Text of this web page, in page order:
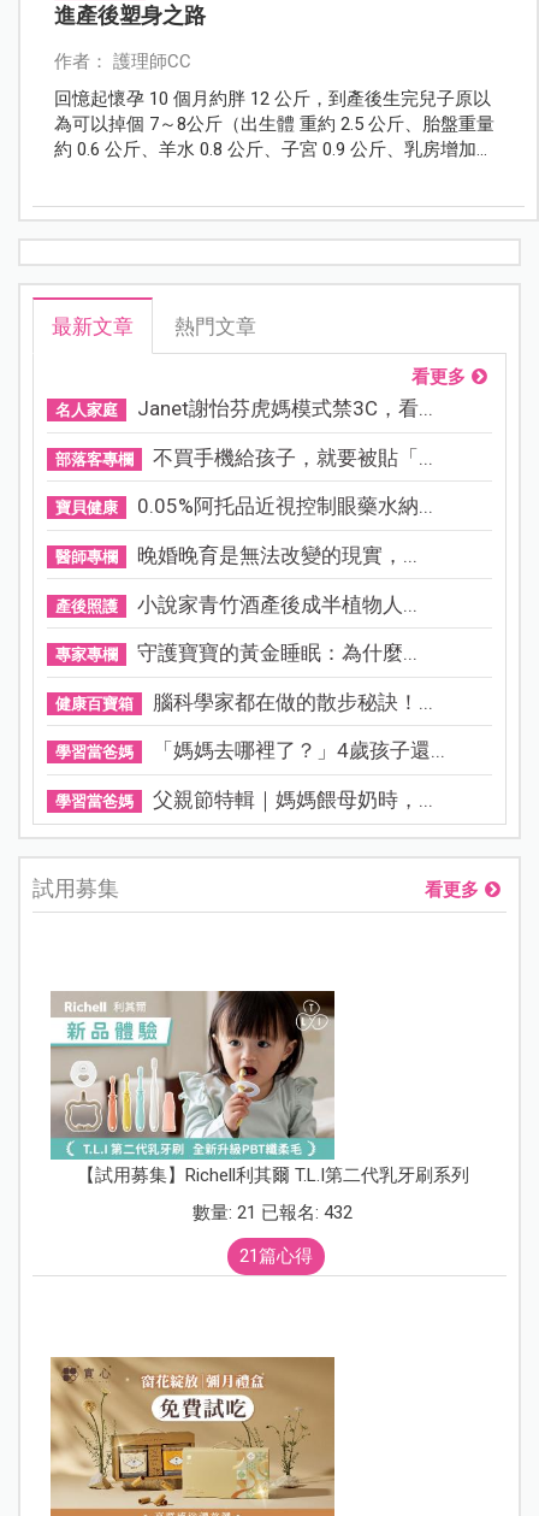
進產後塑身之路
作者： 護理師CC
回憶起懷孕 10 個月約胖 12 公斤，到產後生完兒子原以
為可以掉個 7～8公斤（出生體 重約 2.5 公斤、胎盤重量
約 0.6 公斤、羊水 0.8 公斤、子宮 0.9 公斤、乳房增加
中心量測竟胖了1～2公斤， 10 天離開月中到娘家繼續坐
最新文章 熱門文章
看更多
名人家庭 Janet謝怡芬虎媽模式禁3C，看...
部落客專欄 不買手機給孩子，就要被貼「...
寶貝健康 0.05%阿托品近視控制眼藥水納...
醫師專欄 晚婚晚育是無法改變的現實，...
產後照護 小說家青竹酒產後成半植物人...
專家專欄 守護寶寶的黃金睡眠：為什麼...
健康百寶箱 腦科學家都在做的散步秘訣！...
學習當爸媽 「媽媽去哪裡了？」4歲孩子還...
學習當爸媽 父親節特輯｜媽媽餵母奶時，...
試用募集 看更多
【試用募集】Richell利其爾 T.L.I第二代乳牙刷系列
數量: 21 已報名: 432
21篇心得